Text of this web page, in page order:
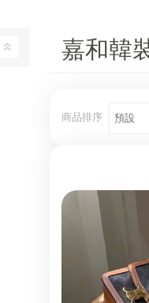
嘉和韓
商品排序